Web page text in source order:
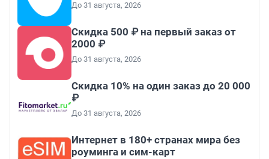
До 31 августа, 2026
Скидка 500 ₽ на первый заказ от
2000 ₽
До 31 августа, 2026
Скидка 10% на один заказ до 20 000
₽
До 31 августа, 2026
Интернет в 180+ странах мира без
роуминга и сим-карт